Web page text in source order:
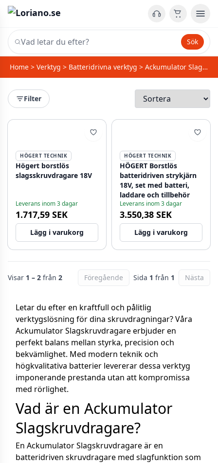
Sök
Home > Verktyg > Batteridrivna verktyg > Ackumulator Slagskruvdragare
Filter
HÖGERT TECHNIK
Högert borstlös
slagsskruvdragare 18V
Leverans inom 3 dagar
1.717,59 SEK
Lägg i varukorg
HÖGERT TECHNIK
HÖGERT Borstlös
batteridriven strykjärn
18V, set med batteri,
laddare och tillbehör
Leverans inom 3 dagar
3.550,38 SEK
Lägg i varukorg
Visar 1 – 2 från 2 Föregående Sida 1 från 1 Nästa
Letar du efter en kraftfull och pålitlig
verktygslösning för dina skruvdragningar? Våra
Ackumulator Slagskruvdragare erbjuder en
perfekt balans mellan styrka, precision och
bekvämlighet. Med modern teknik och
högkvalitativa batterier levererar dessa verktyg
imponerande prestanda utan att kompromissa
med rörlighet.
Vad är en Ackumulator
Slagskruvdragare?
En Ackumulator Slagskruvdragare är en
batteridriven skruvdragare med slagfunktion som